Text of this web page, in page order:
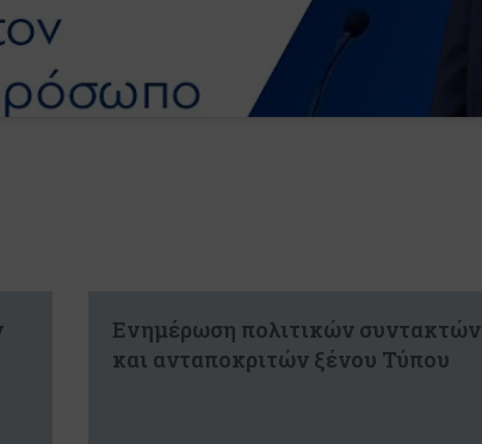
Ενημέρωση πολιτικών συντακτών
και ανταποκριτών ξένου Τύπου